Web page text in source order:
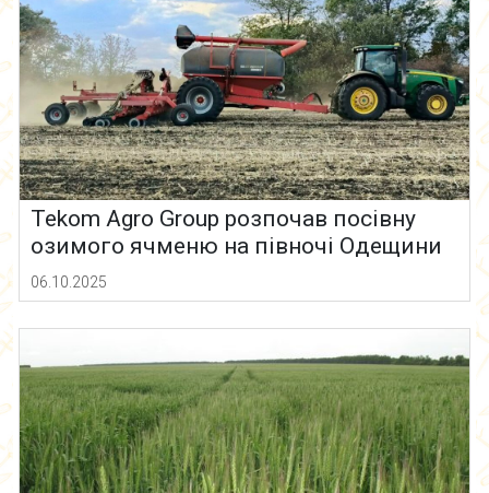
Tekom Agro Group розпочав посівну
озимого ячменю на півночі Одещини
06.10.2025